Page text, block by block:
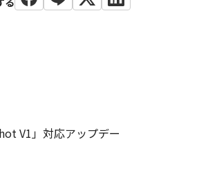
V1」対応アップデー